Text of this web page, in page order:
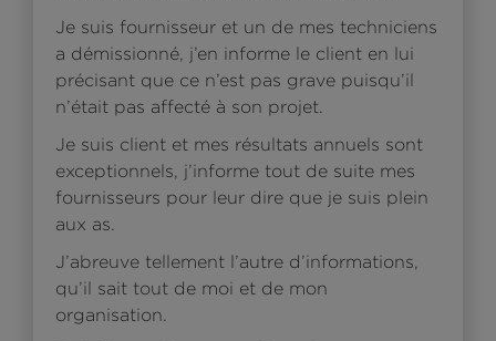
Je suis fournisseur et un de mes techniciens
a démissionné, j’en informe le client en lui
précisant que ce n’est pas grave puisqu’il
n’était pas affecté à son projet.
Je suis client et mes résultats annuels sont
exceptionnels, j’informe tout de suite mes
fournisseurs pour leur dire que je suis plein
aux as.
J’abreuve tellement l’autre d’informations,
qu’il sait tout de moi et de mon
organisation.